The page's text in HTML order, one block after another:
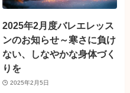
2025年2月度バレエレッス
ンのお知らせ～寒さに負け
ない、しなやかな身体づく
りを
2025年2月5日